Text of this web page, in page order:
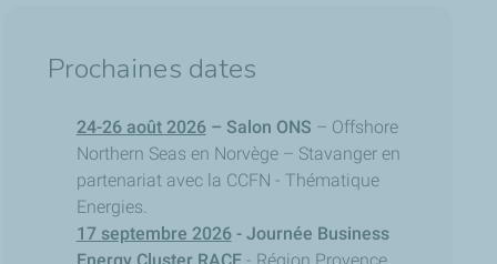
Prochaines dates
24-26 août 2026– Salon ONS – Offshore
Northern Seas en Norvège – Stavanger en
partenariat avec la CCFN - Thématique
Energies.
17 septembre 2026- Journée Business
Energy Cluster RACE- Région Provence